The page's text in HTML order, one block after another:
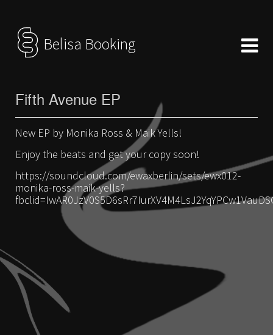
Belisa Booking
Fifth Avenue EP
New EP by Monika Ross & Maik Yells!
Enjoy the beats and get your copy soon!
https://soundcloud.com/ewaxberlin/sets/ewx012-
monika-ross-maik-yells?